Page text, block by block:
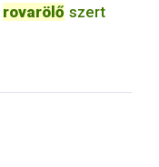
rovarölő szert